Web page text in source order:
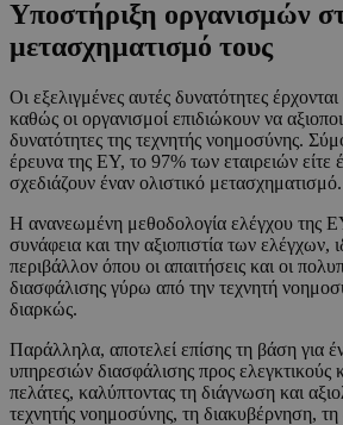
Υποστήριξη οργανισμών
μετασχηματισμό τους
Οι εξελιγμένες αυτές δυνατότητες
καθώς οι οργανισμοί επιδιώκουν να
δυνατότητες της τεχνητής νοημοσύνης.
έρευνα της EY, το 97% των εταιρειών είτε
σχεδιάζουν έναν ολιστικό μετασχηματισμό.
Η ανανεωμένη μεθοδολογία ελέγχου της
συνάφεια και την αξιοπιστία των ελέγχων,
περιβάλλον όπου οι απαιτήσεις και οι
διασφάλισης γύρω από την τεχνητή
διαρκώς.
Παράλληλα, αποτελεί επίσης τη βάση για
υπηρεσιών διασφάλισης προς ελεγκτικούς
πελάτες, καλύπτοντας τη διάγνωση και
τεχνητής νοημοσύνης, τη διακυβέρνηση, τη